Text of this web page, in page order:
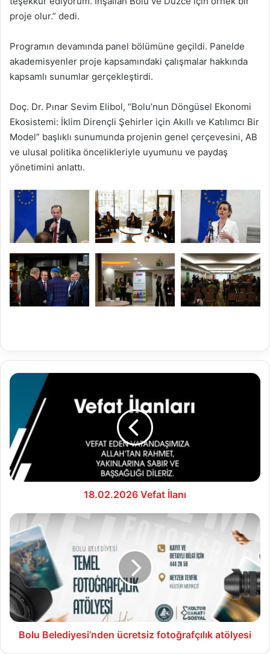
proje olur.” dedi.
Programın devamında panel bölümüne geçildi. Panelde
akademisyenler proje kapsamındaki çalışmalar hakkında
kapsamlı sunumlar gerçekleştirdi.
Doç. Dr. Pınar Sevim Elibol, “Bolu’nun Döngüsel Ekonomi
Ekosistemi: İklim Dirençli Şehirler için Akıllı ve Katılımcı Bir
Model” başlıklı sunumunda projenin genel çerçevesini, AB
ve ulusal politika öncelikleriyle uyumunu ve paydaş
yönetimini anlattı.
18.02.2026
18.02.2026 Vefat İlanı
Bolu
Belediyesi’nden
ücretsiz
fotoğrafçılık
atölyesi
Bolu Belediyesi’nden ücretsiz fotoğrafçılık atölyesi